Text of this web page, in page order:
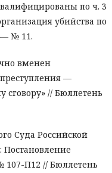
по ч. 3
убийства по
№ 11.
вменен
—
сговору» // Бюллетень
Суда Российской
Постановление
107-П12 // Бюллетень